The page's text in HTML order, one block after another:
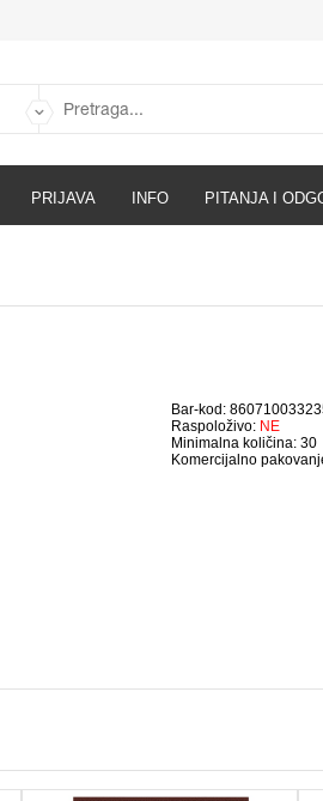
PRIJAVA INFO PITANJA I
Bar-kod:
Raspoloživo: NE
Minimalna količina: 30
Komercijalno